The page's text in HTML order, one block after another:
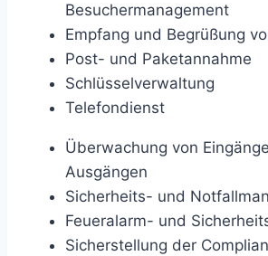
Besuchermanagement
Empfang und Begrüßung
Post- und Paketannahme
Schlüsselverwaltung
Telefondienst
Überwachung von
Ausgängen
Sicherheits- und
Feueralarm- und
Sicherstellung der